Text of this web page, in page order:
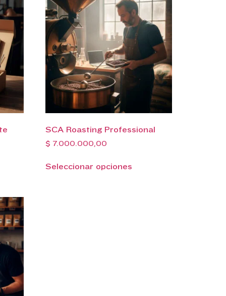
SCA Roasting Professional
$ 7.000.000,00
Seleccionar opciones